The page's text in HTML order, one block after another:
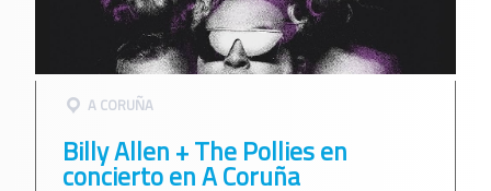
A CORUÑA
Billy Allen + The Pollies en
concierto en A Coruña